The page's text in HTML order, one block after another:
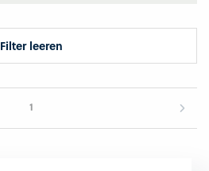
Filter leeren
1